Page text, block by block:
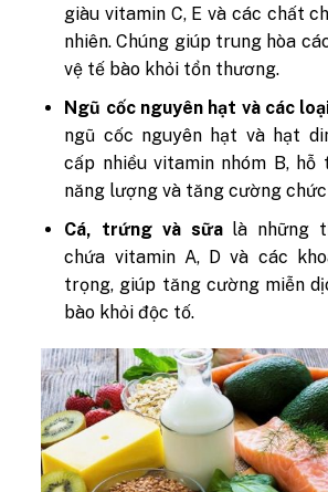
giàu vitamin C, E và các chất
nhiên. Chúng giúp trung hòa
vệ tế bào khỏi tổn thương.
Ngũ cốc nguyên hạt và các
ngũ cốc nguyên hạt và hạt
cấp nhiều vitamin nhóm B, hỗ
năng lượng và tăng cường
Cá, trứng và sữalà những
chứa vitamin A, D và các
trọng, giúp tăng cường miễn
bào khỏi độc tố.